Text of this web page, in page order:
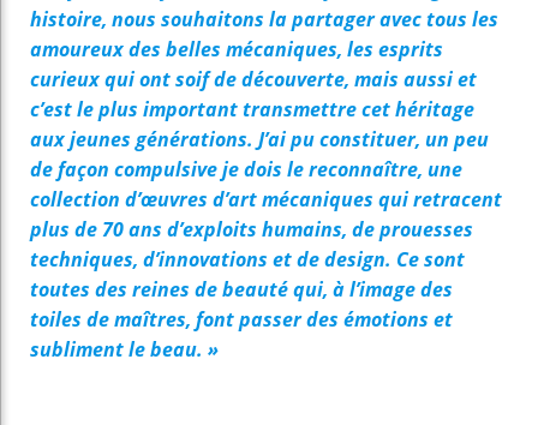
histoire, nous souhaitons la partager avec tous les
amoureux des belles mécaniques, les esprits
curieux qui ont soif de découverte, mais aussi et
c’est le plus important transmettre cet héritage
aux jeunes générations. J’ai pu constituer, un peu
de façon compulsive je dois le reconnaître, une
collection d’œuvres d’art mécaniques qui retracent
plus de 70 ans d’exploits humains, de prouesses
techniques, d’innovations et de design. Ce sont
toutes des reines de beauté qui, à l’image des
toiles de maîtres, font passer des émotions et
subliment le beau. »